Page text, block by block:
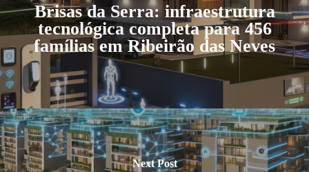
Brisas da Serra: infraestrutura
tecnológica completa para 456
famílias em Ribeirão das Neves
Next Post